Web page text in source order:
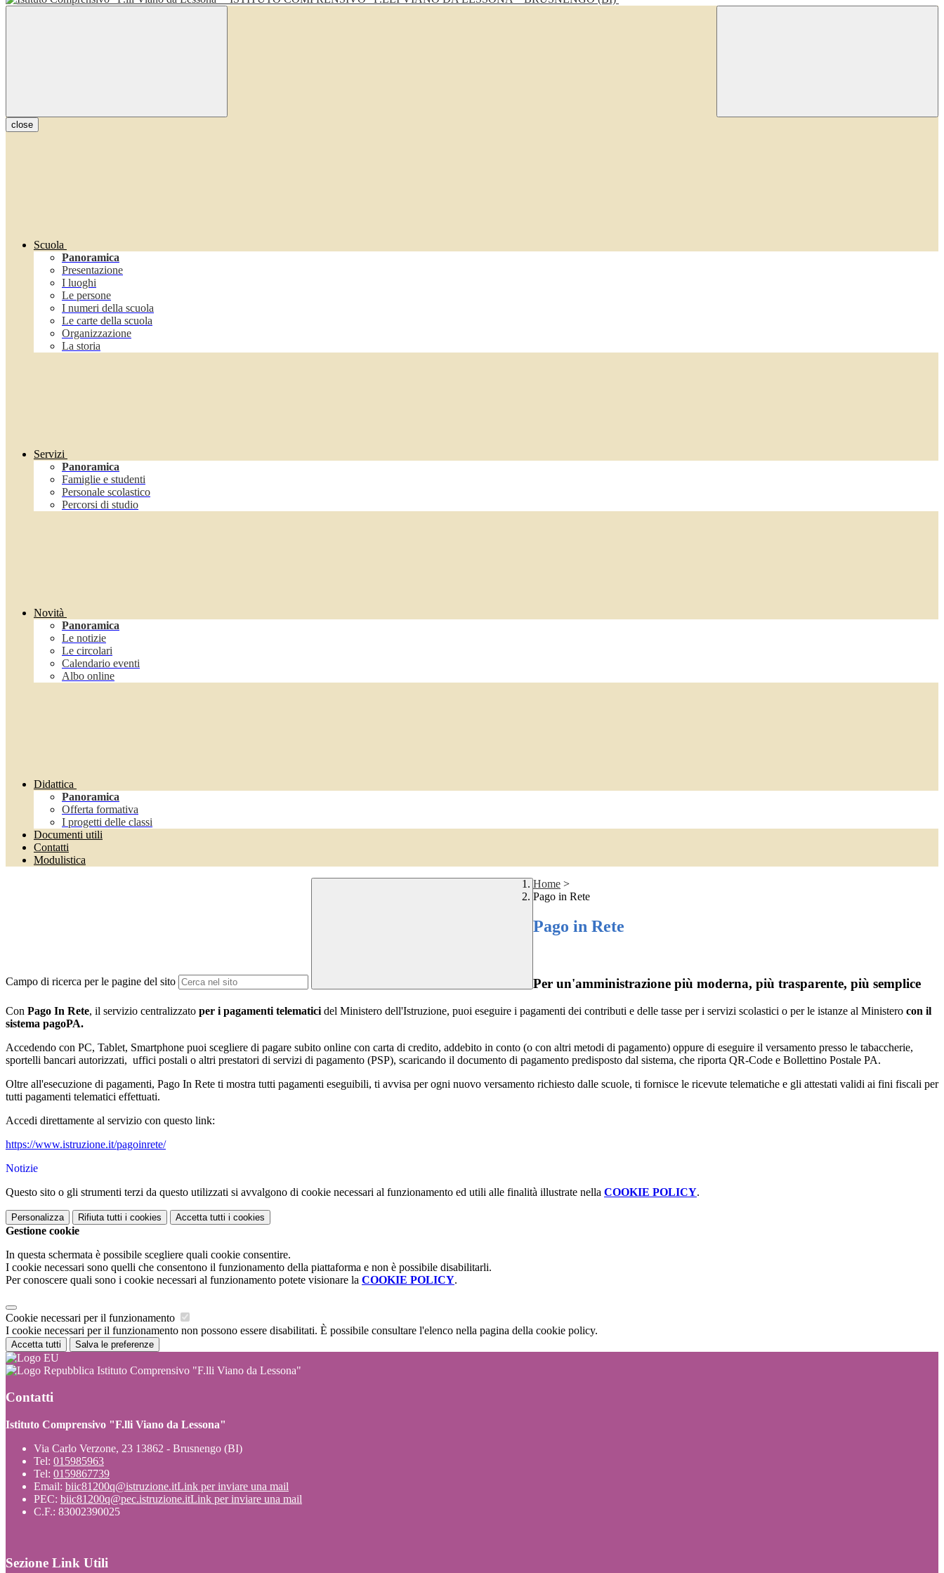
close
Scuola
Panoramica
Presentazione
I luoghi
Le persone
I numeri della scuola
Le carte della scuola
Organizzazione
La storia
Servizi
Panoramica
Famiglie e studenti
Personale scolastico
Percorsi di studio
Novità
Panoramica
Le notizie
Le circolari
Calendario eventi
Albo online
Didattica
Panoramica
Offerta formativa
I progetti delle classi
Documenti utili
Contatti
Modulistica
Campo di ricerca per le pagine del sito
Home >
Pago in Rete
Pago in Rete
Per un'amministrazione più moderna, più trasparente, più semplice
Con Pago In Rete, il servizio centralizzato per i pagamenti telematici del Ministero dell'Istruzione, puoi eseguire i pagamenti dei contributi e delle tasse per i servizi scolastici o per le istanze al Ministero con il
sistema pagoPA.
Accedendo con PC, Tablet, Smartphone puoi scegliere di pagare subito online con carta di credito, addebito in conto (o con altri metodi di pagamento) oppure di eseguire il versamento presso le tabaccherie,
sportelli bancari autorizzati, uffici postali o altri prestatori di servizi di pagamento (PSP), scaricando il documento di pagamento predisposto dal sistema, che riporta QR-Code e Bollettino Postale PA.
Oltre all'esecuzione di pagamenti, Pago In Rete ti mostra tutti pagamenti eseguibili, ti avvisa per ogni nuovo versamento richiesto dalle scuole, ti fornisce le ricevute telematiche e gli attestati validi ai fini fiscali per
tutti pagamenti telematici effettuati.
Accedi direttamente al servizio con questo link:
https://www.istruzione.it/pagoinrete/
Notizie
Questo sito o gli strumenti terzi da questo utilizzati si avvalgono di cookie necessari al funzionamento ed utili alle finalità illustrate nella COOKIE POLICY.
Personalizza Rifiuta tutti i cookies Accetta tutti i cookies
Gestione cookie
In questa schermata è possibile scegliere quali cookie consentire.
I cookie necessari sono quelli che consentono il funzionamento della piattaforma e non è possibile disabilitarli.
Per conoscere quali sono i cookie necessari al funzionamento potete visionare la COOKIE POLICY.
Cookie necessari per il funzionamento
I cookie necessari per il funzionamento non possono essere disabilitati. È possibile consultare l'elenco nella pagina della cookie policy.
Accetta tutti Salva le preferenze
Istituto Comprensivo "F.lli Viano da Lessona"
Contatti
Istituto Comprensivo "F.lli Viano da Lessona"
Via Carlo Verzone, 23 13862 - Brusnengo (BI)
Tel: 015985963
Tel: 0159867739
Email: biic81200q@istruzione.itLink per inviare una mail
PEC: biic81200q@pec.istruzione.itLink per inviare una mail
C.F.: 83002390025
Sezione Link Utili